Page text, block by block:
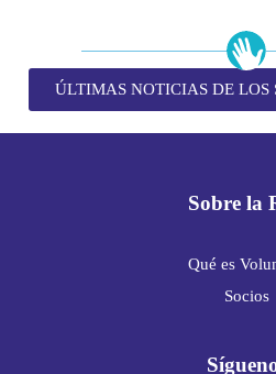
ÚLTIMAS NOTICIAS DE LOS
Sobre la
Qué es
Socios